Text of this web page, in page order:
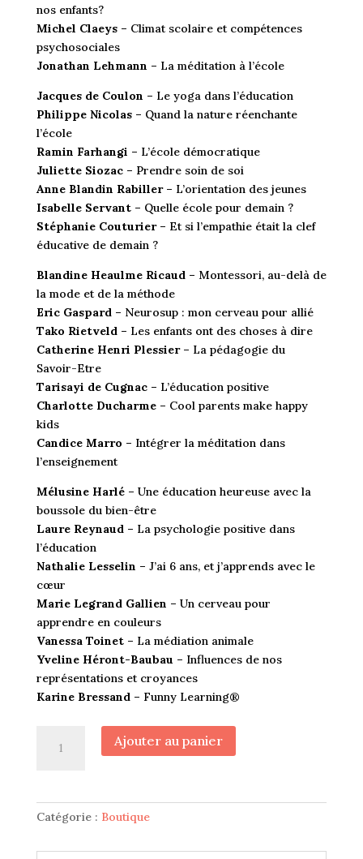
nos enfants?
Michel Claeys – Climat scolaire et compétences
psychosociales
Jonathan Lehmann – La méditation à l’école
Jacques de Coulon – Le yoga dans l’éducation
Philippe Nicolas – Quand la nature réenchante
l’école
Ramin Farhangi – L’école démocratique
Juliette Siozac – Prendre soin de soi
Anne Blandin Rabiller – L’orientation des jeunes
Isabelle Servant – Quelle école pour demain ?
Stéphanie Couturier – Et si l’empathie était la clef
éducative de demain ?
Blandine Heaulme Ricaud – Montessori, au-delà de
la mode et de la méthode
Eric Gaspard – Neurosup : mon cerveau pour allié
Tako Rietveld – Les enfants ont des choses à dire
Catherine Henri Plessier – La pédagogie du
Savoir-Etre
Tarisayi de Cugnac – L’éducation positive
Charlotte Ducharme – Cool parents make happy
kids
Candice Marro – Intégrer la méditation dans
l’enseignement
Mélusine Harlé – Une éducation heureuse avec la
boussole du bien-être
Laure Reynaud – La psychologie positive dans
l’éducation
Nathalie Lesselin – J’ai 6 ans, et j’apprends avec le
cœur
Marie Legrand Gallien – Un cerveau pour
apprendre en couleurs
Vanessa Toinet – La médiation animale
Yveline Héront-Baubau – Influences de nos
représentations et croyances
Karine Bressand – Funny Learning®
congrès
Ajouter au panier
Catégorie : Boutique